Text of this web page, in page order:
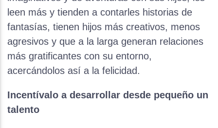
leen más y tienden a contarles historias de
fantasías, tienen hijos más creativos, menos
agresivos y que a la larga generan relaciones
más gratificantes con su entorno,
acercándolos así a la felicidad.
Incentívalo a desarrollar desde pequeño un
talento